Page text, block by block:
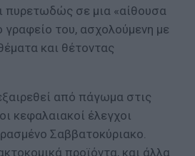
πυρετωδώς σε μια «αίθουσα
του, ασχολούμενη με
και θέτοντας
από πάγωμα στις
κεφαλαιακοί έλεγχοι
Σαββατοκύριακο.
προϊόντα, και άλλα